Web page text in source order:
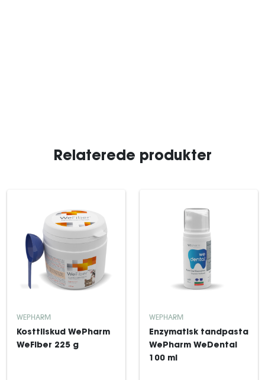
Relaterede produkter
WEPHARM
Kosttilskud WePharm
WeFiber 225 g
WEPHARM
Enzymatisk tandpasta
WePharm WeDental
100 ml